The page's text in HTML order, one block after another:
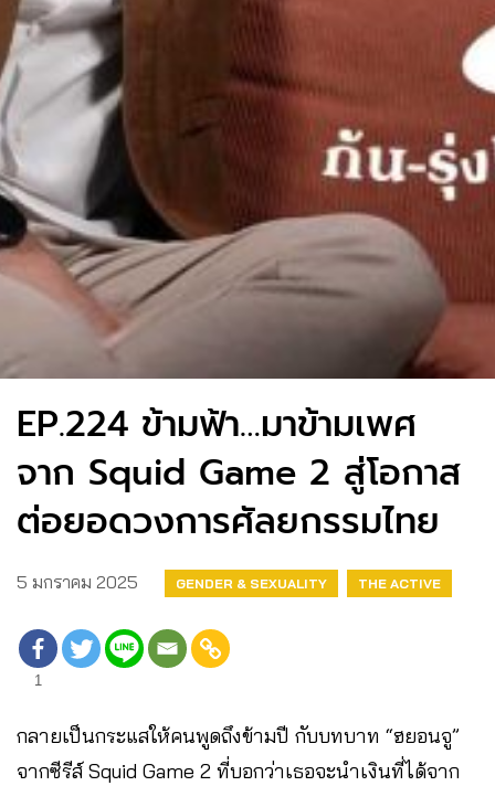
EP.224 ข้ามฟ้า…มาข้ามเพศ
จาก Squid Game 2 สู่โอกาส
ต่อยอดวงการศัลยกรรมไทย
5 มกราคม 2025 GENDER & SEXUALITY THE ACTIVE
1
กลายเป็นกระแสให้คนพูดถึงข้ามปี กับบทบาท “ฮยอนจู”
จากซีรีส์ Squid Game 2 ที่บอกว่าเธอจะนำเงินที่ได้จาก